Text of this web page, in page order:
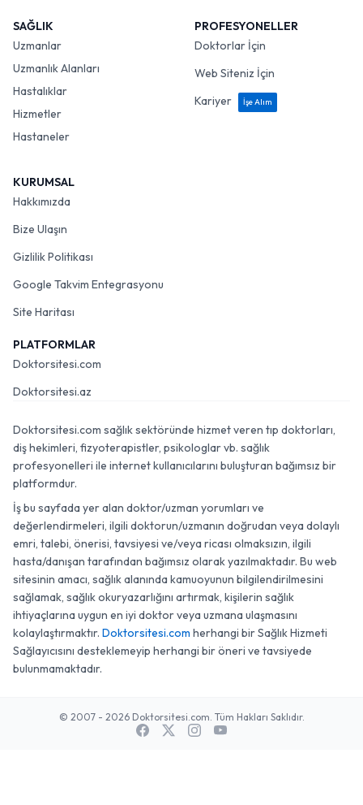
SAĞLIK
Uzmanlar
Uzmanlık Alanları
Hastalıklar
Hizmetler
Hastaneler
PROFESYONELLER
Doktorlar İçin
Web Siteniz İçin
Kariyer
İşe Alım
KURUMSAL
Hakkımızda
Bize Ulaşın
Gizlilik Politikası
Google Takvim Entegrasyonu
Site Haritası
PLATFORMLAR
Doktorsitesi.com
Doktorsitesi.az
Doktorsitesi.com sağlık sektöründe hizmet veren tıp doktorları,
diş hekimleri, fizyoterapistler, psikologlar vb. sağlık
profesyonelleri ile internet kullanıcılarını buluşturan bağımsız bir
platformdur.
İş bu sayfada yer alan doktor/uzman yorumları ve
değerlendirmeleri, ilgili doktorun/uzmanın doğrudan veya dolaylı
emri, talebi, önerisi, tavsiyesi ve/veya ricası olmaksızın, ilgili
hasta/danışan tarafından bağımsız olarak yazılmaktadır. Bu web
sitesinin amacı, sağlık alanında kamuoyunun bilgilendirilmesini
sağlamak, sağlık okuryazarlığını artırmak, kişilerin sağlık
ihtiyaçlarına uygun en iyi doktor veya uzmana ulaşmasını
kolaylaştırmaktır. Doktorsitesi.com herhangi bir Sağlık Hizmeti
Sağlayıcısını desteklemeyip herhangi bir öneri ve tavsiyede
bulunmamaktadır.
© 2007 - 2026 Doktorsitesi.com. Tüm Hakları Saklıdır.